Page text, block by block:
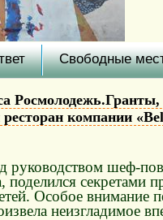
Свободные
Росмолодежь.Гранты,
компании
руководством шеф-
секретами
Особое внимание
неизгладимое